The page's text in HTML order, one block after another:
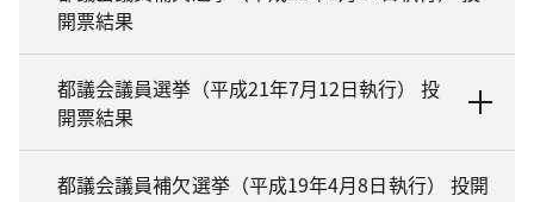
開票結果
都議会議員選挙（平成21年7月12日執行） 投
開票結果
都議会議員補欠選挙（平成19年4月8日執行） 投開